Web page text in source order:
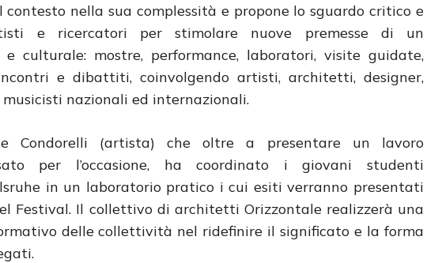
nella sua complessità e propone lo sguardo critico e
e ricercatori per stimolare nuove premesse di un
e culturale: mostre, performance, laboratori, visite guidate,
e dibattiti, coinvolgendo artisti, architetti, designer,
nazionali ed internazionali.
Condorelli (artista) che oltre a presentare un lavoro
per l’occasione, ha coordinato i giovani studenti
in un laboratorio pratico i cui esiti verranno presentati
Festival. Il collettivo di architetti Orizzontale realizzerà una
delle collettività nel ridefinire il significato e la forma